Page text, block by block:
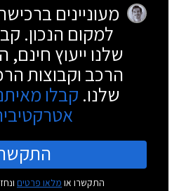
מעוניינים
למקום הנכון.
שלנו ייעוץ
הרכב וקבוצות
שלנו. קבלו
התקשרו או מלאו פרטים